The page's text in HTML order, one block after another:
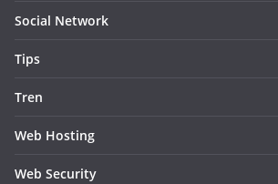
Social Network
Tips
Tren
Web Hosting
Web Security